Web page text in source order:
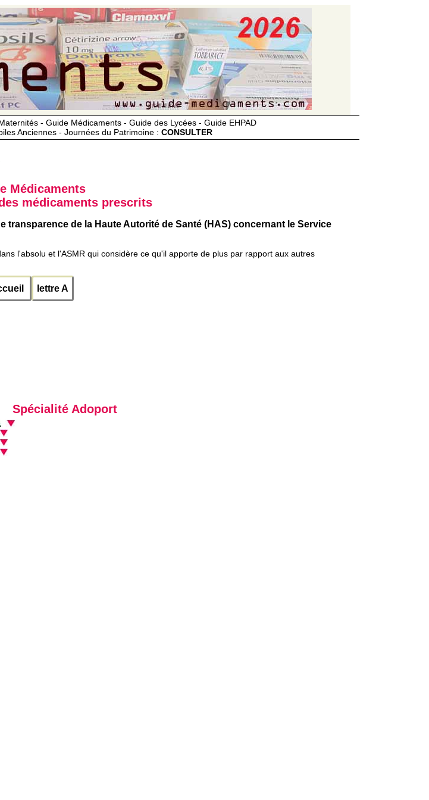
- Guide Médicaments - Guide des Lycées - Guide EHPAD
Anciennes - Journées du Patrimoine : CONSULTER
Médicaments
médicaments prescrits
de la Haute Autorité de Santé (HAS) concernant le Service
l'absolu et l'ASMR qui considère ce qu'il apporte de plus par rapport aux autres
lettre A
Spécialité Adoport